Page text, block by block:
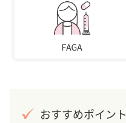
おすすめポイント